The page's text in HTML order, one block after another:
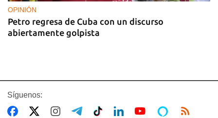
OPINIÓN
Petro regresa de Cuba con un discurso
abiertamente golpista
Síguenos: